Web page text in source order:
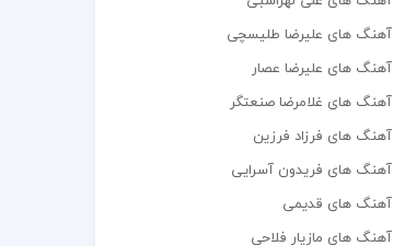
آهنگ های علیرضا طلیسچی
آهنگ های علیرضا عصار
آهنگ های غلامرضا صنعتگر
آهنگ های فرزاد فرزین
آهنگ های فریدون آسرایی
آهنگ های قدیمی
آهنگ های مازیار فلاحی